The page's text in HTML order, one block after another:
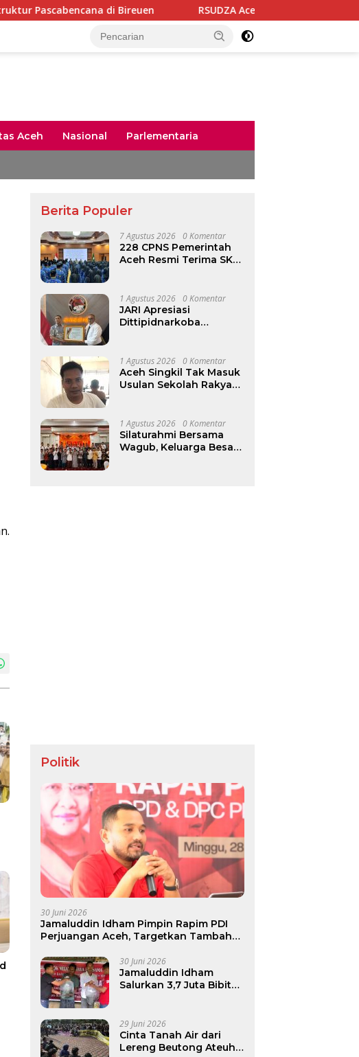
di Bireuen RSUDZA Aceh Berhasil Laksanakan Terapi
Aceh Nasional Parlementaria
Berita Populer
7 Agustus 2026 0 Komentar
228 CPNS Pemerintah
Aceh Resmi Terima SK
1 Agustus 2026 0 Komentar
JARI Apresiasi
Dittipidnarkoba
Jaringan Narkoba
1 Agustus 2026 0 Komentar
Aceh Singkil Tak Masuk
Usulan Sekolah Rakyat
Penjelasan
1 Agustus 2026 0 Komentar
Silaturahmi Bersama
Wagub, Keluarga Besar
Politik
30 Juni 2026
Jamaluddin Idham Pimpin Rapim PDI
Perjuangan Aceh, Targetkan Tambah
30 Juni 2026
Jamaluddin Idham
Salurkan 3,7 Juta Bibit
Aceh
29 Juni 2026
Cinta Tanah Air dari
Lereng Beutong Ateuh